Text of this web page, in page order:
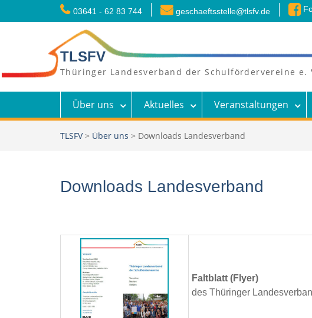
03641 - 62 83 744 geschaeftsstelle@tlsfv.de
TLSFV
Thüringer Landesverband der Schulfördervereine e.
Über uns Aktuelles Veranstaltungen
TLSFV> Über uns > Downloads Landesverband
Downloads Landesverband
Faltblatt (Flyer)
des Thüringer